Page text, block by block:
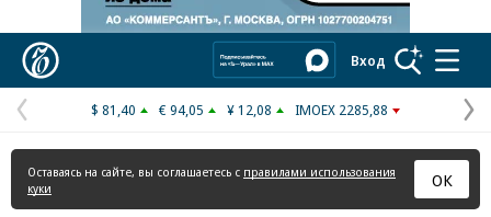
Вход
Предыдущая
страница
$ 81,40 € 94,05 ¥ 12,08 IMOEX 2285,88
Оставаясь на сайте, вы соглашаетесь с правилами использования
куки
ОК